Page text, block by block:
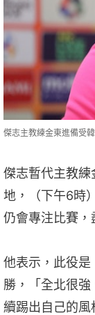
傑志主教練金東進備受
傑志暫代主教
地，（下午6時
仍會專注比賽，
他表示，此役
勝，「全北很
續踢出自己的